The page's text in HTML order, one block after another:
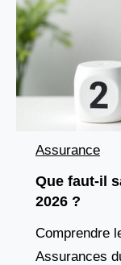
Assurance
Que faut-il
2026 ?
Comprendre
Assurances